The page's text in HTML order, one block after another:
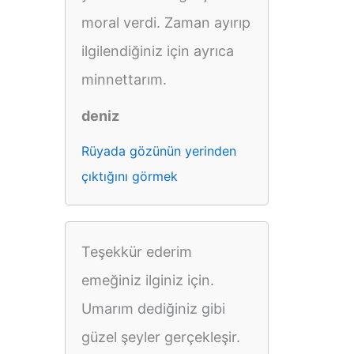
moral verdi. Zaman ayırıp
ilgilendiğiniz için ayrıca
minnettarım.
deniz
Rüyada gözünün yerinden
çıktığını görmek
Teşekkür ederim
emeğiniz ilginiz için.
Umarım dediğiniz gibi
güzel şeyler gerçekleşir.